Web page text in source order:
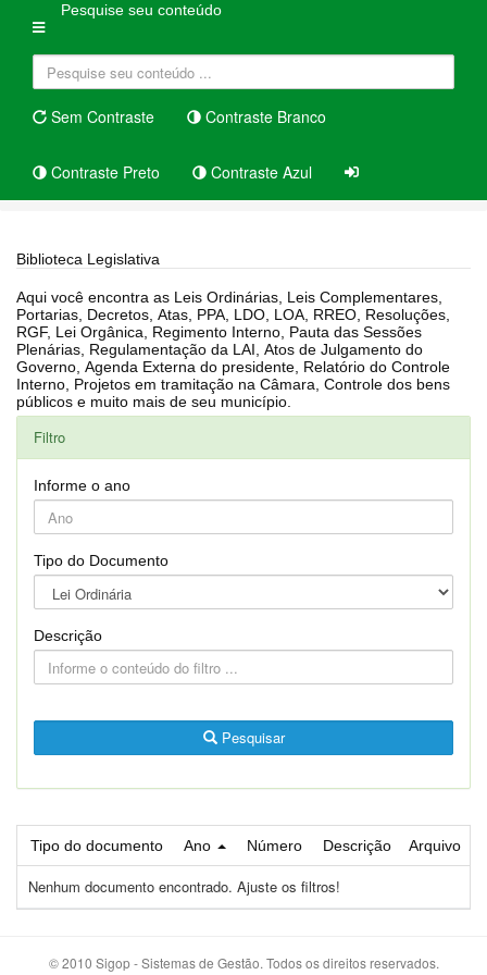
Pesquise seu conteúdo
Sem Contraste Contraste Branco
Contraste Preto Contraste Azul
Biblioteca Legislativa
Aqui você encontra as Leis Ordinárias, Leis Complementares,
Portarias, Decretos, Atas, PPA, LDO, LOA, RREO, Resoluções,
RGF, Lei Orgânica, Regimento Interno, Pauta das Sessões
Plenárias, Regulamentação da LAI, Atos de Julgamento do
Governo, Agenda Externa do presidente, Relatório do Controle
Interno, Projetos em tramitação na Câmara, Controle dos bens
públicos e muito mais de seu município.
Filtro
Informe o ano
Tipo do Documento
Descrição
Pesquisar
Tipo do documento Ano Número Descrição Arquivo
Nenhum documento encontrado. Ajuste os filtros!
© 2010 Sigop - Sistemas de Gestão. Todos os direitos reservados.